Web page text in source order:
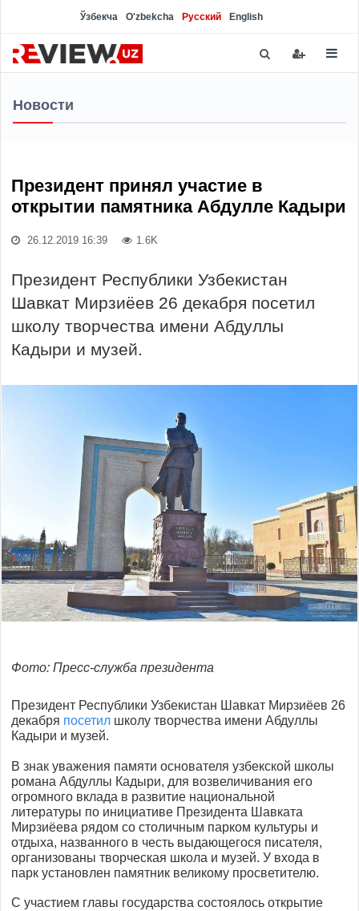
Ўзбекча O'zbekcha Русский English
Новости
Президент принял участие в
открытии памятника Абдулле Кадыри
26.12.2019 16:39 1.6K
Президент Республики Узбекистан
Шавкат Мирзиёев 26 декабря посетил
школу творчества имени Абдуллы
Кадыри и музей.
Фото: Пресс-служба президента
Президент Республики Узбекистан Шавкат Мирзиёев 26
декабря посетил школу творчества имени Абдуллы
Кадыри и музей.
В знак уважения памяти основателя узбекской школы
романа Абдуллы Кадыри, для возвеличивания его
огромного вклада в развитие национальной
литературы по инициативе Президента Шавката
Мирзиёева рядом со столичным парком культуры и
отдыха, названного в честь выдающегося писателя,
организованы творческая школа и музей. У входа в
парк установлен памятник великому просветителю.
С участием главы государства состоялось открытие